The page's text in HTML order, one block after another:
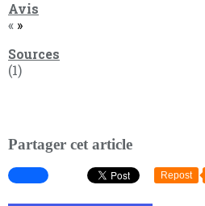
Avis
« »
Sources
(1)
Partager cet article
Repost